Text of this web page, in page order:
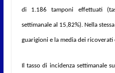
di 1.186 tamponi effettuati (
settimanale al 15,82%). Nella
guarigioni e la media dei ricoverati
Il tasso di incidenza settimanale